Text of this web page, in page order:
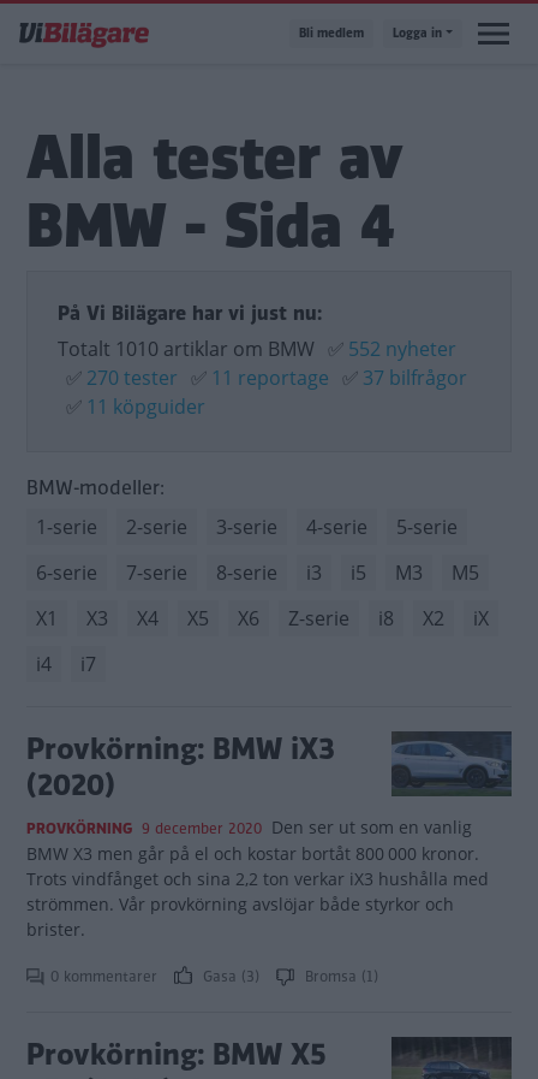
till
Bli medlem Logga in
Alla tester av
BMW - Sida 4
På Vi Bilägare har vi just nu:
Totalt 1010 artiklar om BMW ✅ 552 nyheter
✅ 270 tester ✅ 11 reportage ✅ 37 bilfrågor
✅ 11 köpguider
BMW-modeller:
1-serie 2-serie 3-serie 4-serie
5-serie
6-serie
7-serie 8-serie i3 i5 M3
M5
X1
X3 X4 X5 X6 Z-serie i8 X2
iX
i4
i7
Provkörning: BMW iX3
(2020)
PROVKÖRNING 9 december 2020 Den ser ut som en vanlig
BMW X3 men går på el och kostar bortåt 800 000 kronor.
Trots vindfånget och sina 2,2 ton verkar iX3 hushålla med
strömmen. Vår provkörning avslöjar både styrkor och
brister.
0 kommentarer Gasa (3) Bromsa (1)
Provkörning: BMW X5